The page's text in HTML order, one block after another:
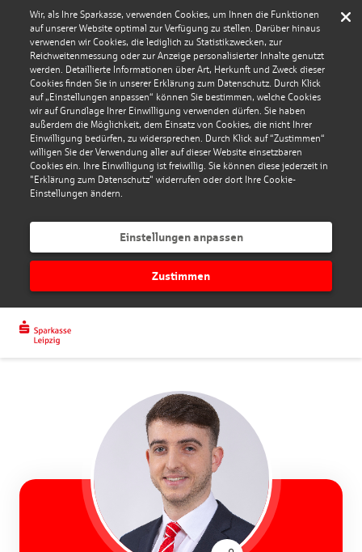
Wir, als Ihre Sparkasse, verwenden Cookies, um Ihnen die Funktionen
auf unserer Website optimal zur Verfügung zu stellen. Darüber hinaus
verwenden wir Cookies, die lediglich zu Statistikzwecken, zur
Reichweitenmessung oder zur Anzeige personalisierter Inhalte genutzt
werden. Detaillierte Informationen über Art, Herkunft und Zweck dieser
Cookies finden Sie in unserer Erklärung zum Datenschutz. Durch Klick
auf „Einstellungen anpassen“ können Sie bestimmen, welche Cookies
wir auf Grundlage Ihrer Einwilligung verwenden dürfen. Sie haben
außerdem die Möglichkeit, dem Einsatz von Cookies, die nicht Ihrer
Einwilligung bedürfen, zu widersprechen. Durch Klick auf “Zustimmen“
willigen Sie der Verwendung aller auf dieser Website einsetzbaren
Cookies ein. Ihre Einwilligung ist freiwillig. Sie können diese jederzeit in
"Erklärung zum Datenschutz" widerrufen oder dort Ihre Cookie-
Einstellungen ändern.
Einstellungen anpassen
Zustimmen